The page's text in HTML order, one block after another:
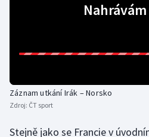
Stolní tenis
Triatlon
Záznam utkání Irák – Norsko
Zdroj: ČT sport
Stejně jako se Francie v